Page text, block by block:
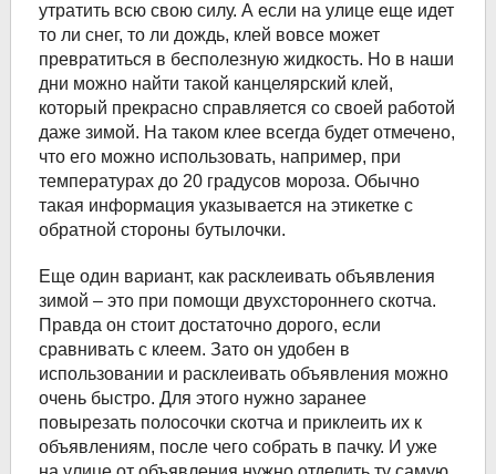
утратить всю свою силу. А если на улице еще идет
то ли снег, то ли дождь, клей вовсе может
превратиться в бесполезную жидкость. Но в наши
дни можно найти такой канцелярский клей,
который прекрасно справляется со своей работой
даже зимой. На таком клее всегда будет отмечено,
что его можно использовать, например, при
температурах до 20 градусов мороза. Обычно
такая информация указывается на этикетке с
обратной стороны бутылочки.
Еще один вариант, как расклеивать объявления
зимой – это при помощи двухстороннего скотча.
Правда он стоит достаточно дорого, если
сравнивать с клеем. Зато он удобен в
использовании и расклеивать объявления можно
очень быстро. Для этого нужно заранее
повырезать полосочки скотча и приклеить их к
объявлениям, после чего собрать в пачку. И уже